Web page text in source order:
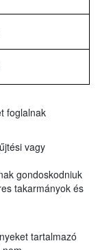
foglalnak
vagy
gondoskodniuk
takarmányok és
tartalmazó